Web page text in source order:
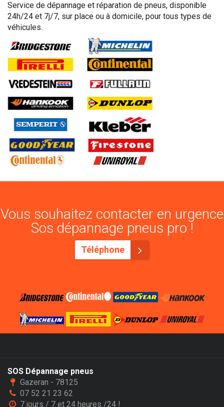
Service de dépannage et réparation de pneus, disponible
24h/24 et 7j/7, sur place ou à domicile, pour tous types de
véhicules.
Vous souhaitez contacter en urgence
Sos dépannage pneus pro !
Téléphone
SOS Dépannage pneus
Gazeran - 78125
07 52 21 23 62
7 jours / 7 et 24 heures /24 !